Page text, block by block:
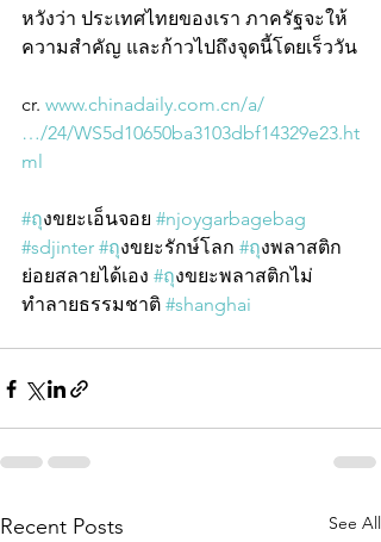
หวังว่า ประเทศไทยของเรา ภาครัฐจะให้
ความสำคัญ และก้าวไปถึงจุดนี้โดยเร็ววัน
cr. www.chinadaily.com.cn/a/
…/24/WS5d10650ba3103dbf14329e23.ht
ml
#ถุงขยะเอ็นจอย #njoygarbagebag
#sdjinter #ถุงขยะรักษ์โลก #ถุงพลาสติก
ย่อยสลายได้เอง #ถุงขยะพลาสติกไม่
ทำลายธรรมชาติ #shanghai
Recent Posts See All